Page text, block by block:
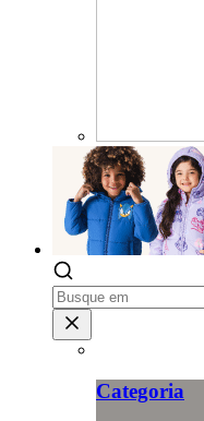
Categoria